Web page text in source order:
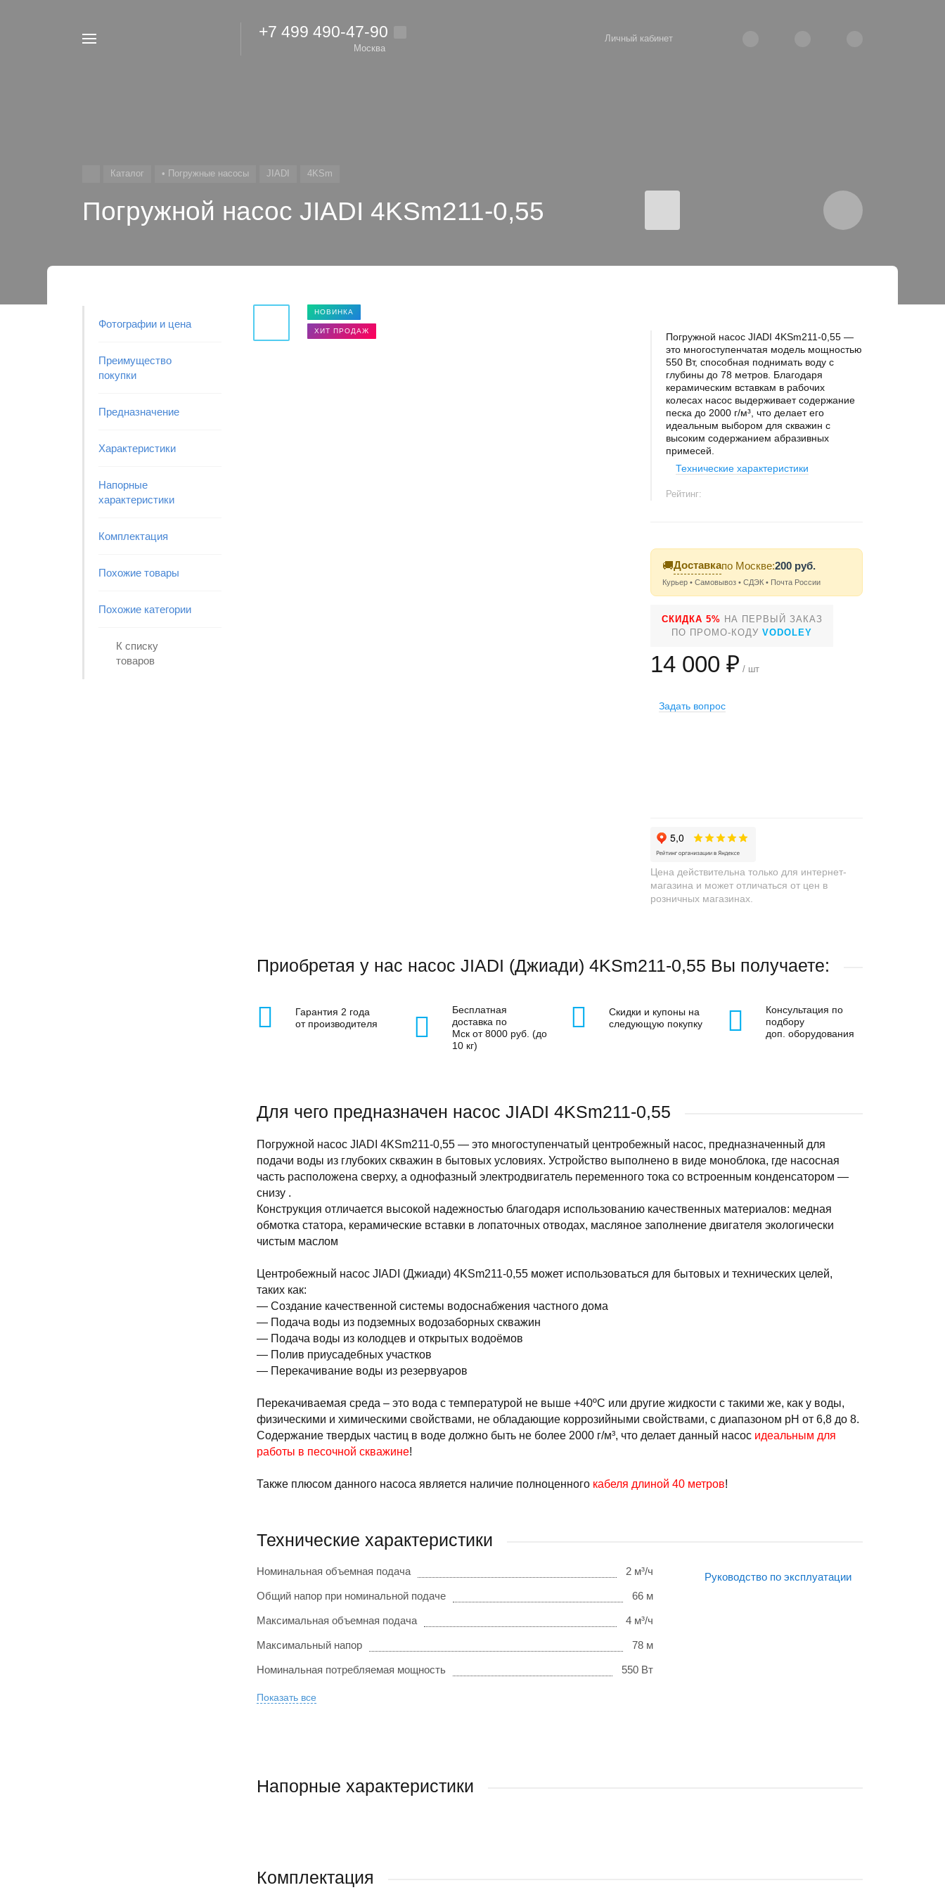
+7 499 490-47-90
Москва
Личный кабинет
Каталог • Погружные насосы JIADI 4KSm
Погружной насос JIADI 4KSm211-0,55
Фотографии и цена
Преимущество
покупки
Предназначение
Характеристики
Напорные
характеристики
Комплектация
Похожие товары
Похожие категории
К списку
товаров
НОВИНКА
ХИТ ПРОДАЖ
Погружной насос JIADI 4KSm211-0,55 —
это многоступенчатая модель мощностью
550 Вт, способная поднимать воду с
глубины до 78 метров. Благодаря
керамическим вставкам в рабочих
колесах насос выдерживает содержание
песка до 2000 г/м³, что делает его
идеальным выбором для скважин с
высоким содержанием абразивных
примесей.
Технические характеристики
Рейтинг:
🚚Доставкапо Москве:200 руб.
Курьер • Самовывоз • СДЭК • Почта России
СКИДКА 5% НА ПЕРВЫЙ ЗАКАЗ
ПО ПРОМО-КОДУVODOLEY
14 000 ₽ / шт
Задать вопрос
Цена действительна только для интернет-
магазина и может отличаться от цен в
розничных магазинах.
Приобретая у нас насос JIADI (Джиади) 4KSm211-0,55 Вы получаете:
Гарантия 2 года
от производителя
Бесплатная
доставка по
Мск от 8000 руб. (до
10 кг)
Скидки и купоны на
следующую покупку
Консультация по
подбору
доп. оборудования
Для чего предназначен насос JIADI 4KSm211-0,55
Погружной насос JIADI 4KSm211-0,55 — это многоступенчатый центробежный насос, предназначенный для
подачи воды из глубоких скважин в бытовых условиях. Устройство выполнено в виде моноблока, где насосная
часть расположена сверху, а однофазный электродвигатель переменного тока со встроенным конденсатором —
снизу .
Конструкция отличается высокой надежностью благодаря использованию качественных материалов: медная
обмотка статора, керамические вставки в лопаточных отводах, масляное заполнение двигателя экологически
чистым маслом
Центробежный насос JIADI (Джиади) 4KSm211-0,55 может использоваться для бытовых и технических целей,
таких как:
— Создание качественной системы водоснабжения частного дома
— Подача воды из подземных водозаборных скважин
— Подача воды из колодцев и открытых водоёмов
— Полив приусадебных участков
— Перекачивание воды из резервуаров
Перекачиваемая среда – это вода с температурой не выше +40ºС или другие жидкости с такими же, как у воды,
физическими и химическими свойствами, не обладающие коррозийными свойствами, с диапазоном pH от 6,8 до 8.
Содержание твердых частиц в воде должно быть не более 2000 г/м³, что делает данный насос идеальным для
работы в песочной скважине!
Также плюсом данного насоса является наличие полноценного кабеля длиной 40 метров!
Технические характеристики
Номинальная объемная подача 2 м³/ч
Общий напор при номинальной подаче 66 м
Максимальная объемная подача 4 м³/ч
Максимальный напор 78 м
Номинальная потребляемая мощность 550 Вт
Показать все
Руководство по эксплуатации
Напорные характеристики
Комплектация